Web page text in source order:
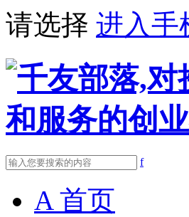
请选择 进入手
f
A 首页